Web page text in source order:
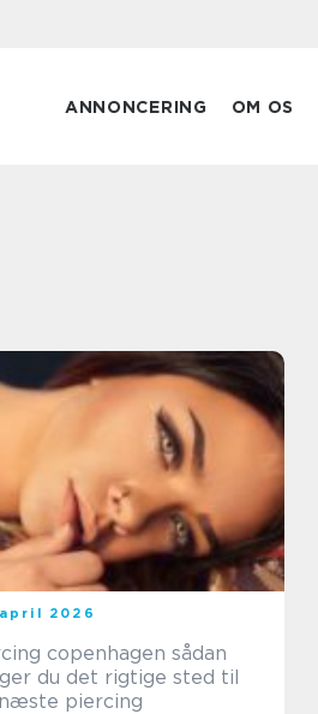
ANNONCERING OM OS
2026
copenhagen sådan
du det rigtige sted til
piercing